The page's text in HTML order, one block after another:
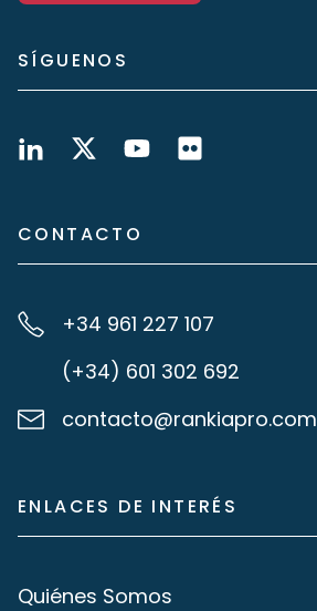
SÍGUENOS
CONTACTO
+34 961 227 107
(+34) 601 302 692
contacto@rankiapro.com
ENLACES DE INTERÉS
Quiénes Somos